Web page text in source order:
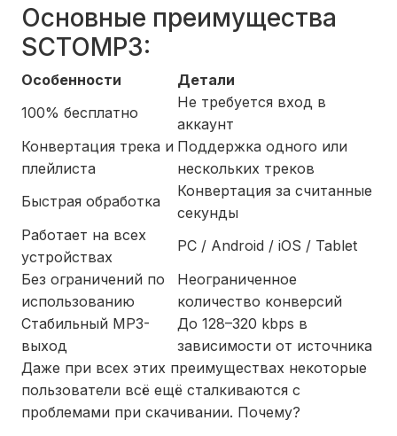
Основные преимущества
SCTOMP3:
Особенности
Детали
100% бесплатно
Не требуется вход в
аккаунт
Конвертация трека и
плейлиста
Поддержка одного или
нескольких треков
Быстрая обработка
Конвертация за считанные
секунды
Работает на всех
устройствах
PC / Android / iOS / Tablet
Без ограничений по
использованию
Неограниченное
количество конверсий
Стабильный MP3-
выход
До 128–320 kbps в
зависимости от источника
Даже при всех этих преимуществах некоторые
пользователи всё ещё сталкиваются с
проблемами при скачивании. Почему?